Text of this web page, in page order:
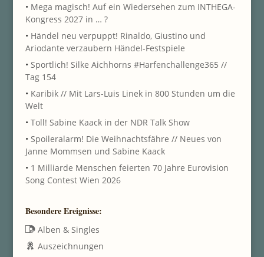
• Mega magisch! Auf ein Wiedersehen zum INTHEGA-
Kongress 2027 in … ?
• Händel neu verpuppt! Rinaldo, Giustino und
Ariodante verzaubern Händel-Festspiele
• Sportlich! Silke Aichhorns #Harfenchallenge365 //
Tag 154
• Karibik // Mit Lars-Luis Linek in 800 Stunden um die
Welt
• Toll! Sabine Kaack in der NDR Talk Show
• Spoileralarm! Die Weihnachtsfähre // Neues von
Janne Mommsen und Sabine Kaack
• 1 Milliarde Menschen feierten 70 Jahre Eurovision
Song Contest Wien 2026
Besondere Ereignisse:
Alben & Singles
Auszeichnungen